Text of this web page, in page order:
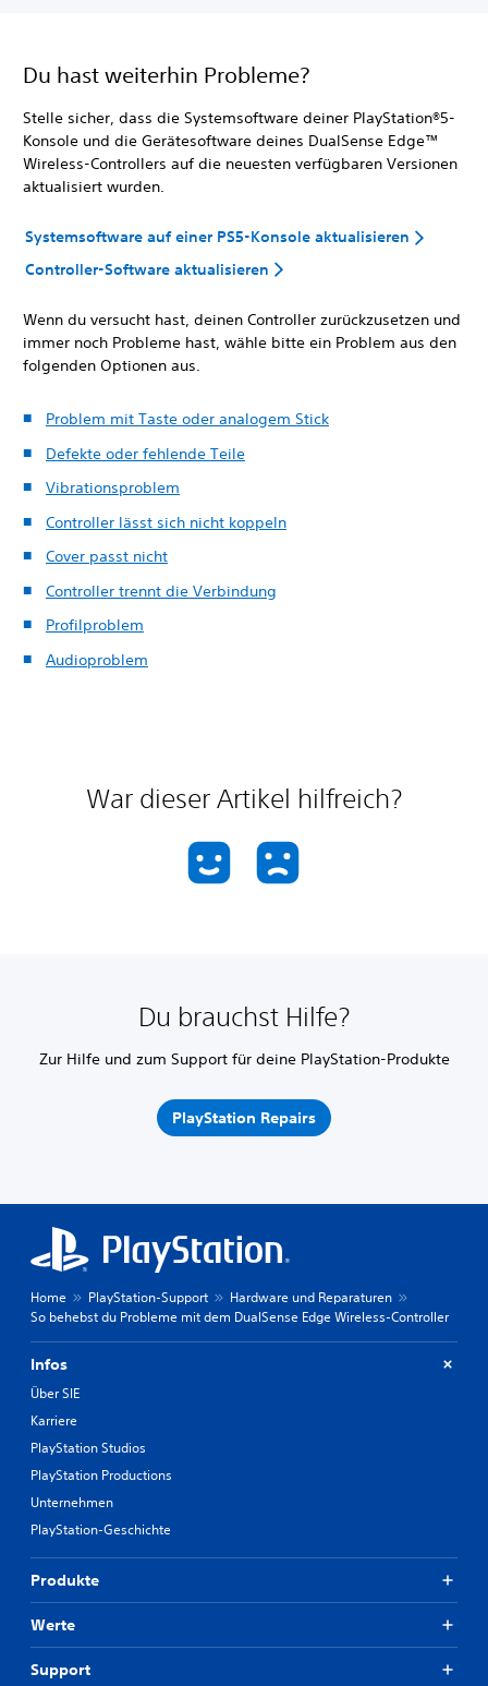
Du hast weiterhin Probleme?
Stelle sicher, dass die Systemsoftware deiner PlayStation®5-
Konsole und die Gerätesoftware deines DualSense Edge™
Wireless-Controllers auf die neuesten verfügbaren Versionen
aktualisiert wurden.
Systemsoftware auf einer PS5-Konsole aktualisieren
Controller-Software aktualisieren
Wenn du versucht hast, deinen Controller zurückzusetzen und
immer noch Probleme hast, wähle bitte ein Problem aus den
folgenden Optionen aus.
Problem mit Taste oder analogem Stick
Defekte oder fehlende Teile
Vibrationsproblem
Controller lässt sich nicht koppeln
Cover passt nicht
Controller trennt die Verbindung
Profilproblem
Audioproblem
War dieser Artikel hilfreich?
Du brauchst Hilfe?
Zur Hilfe und zum Support für deine PlayStation-Produkte
PlayStation Repairs
Home PlayStation-Support
Hardware und Reparaturen
So behebst du Probleme mit dem DualSense Edge Wireless-Controller
Infos
Über SIE
Karriere
PlayStation Studios
PlayStation Productions
Unternehmen
PlayStation-Geschichte
Produkte
Werte
Support